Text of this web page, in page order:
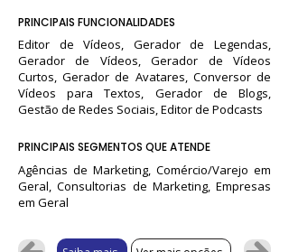
PRINCIPAIS FUNCIONALIDADES
Editor de Vídeos, Gerador de Legendas,
Gerador de Vídeos, Gerador de Vídeos
Curtos, Gerador de Avatares, Conversor de
Vídeos para Textos, Gerador de Blogs,
Gestão de Redes Sociais, Editor de Podcasts
PRINCIPAIS SEGMENTOS QUE ATENDE
Agências de Marketing, Comércio/Varejo em
Geral, Consultorias de Marketing, Empresas
em Geral